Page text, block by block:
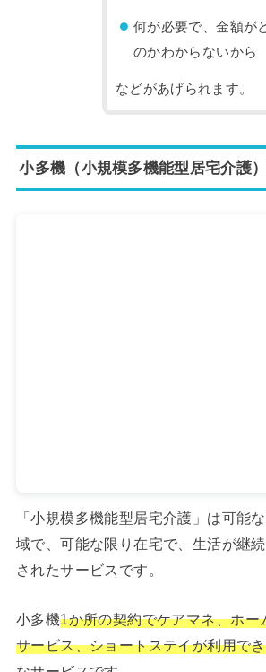
何が必要で、金額が
のかわからないから
などがあげられます。
小多機（小規模多機能型居宅介護
「小規模多機能型居宅介護」は可能
域で、可能な限り在宅で、生活が継
されたサービスです。
小多機1か所の契約でケアマネ、ホー
サービス、ショートステイが利用で